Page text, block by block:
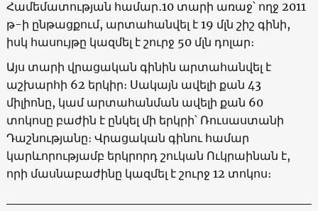
Համեմատության համար․10 տարի առաջ՝ ողջ 2011
թ-ի ընթացքում, արտահանվել է 19 մլն շիշ գինի,
իսկ հասույթը կազմել է շուրջ 50 մլն դոլար։
Այս տարի վրացական գինին արտահանվել է
աշխարհի 62 երկիր։ Սակայն ավելի քան 43
միլիոնը, կամ արտահանման ավելի քան 60
տոկոսը բաժին է ընկել մի երկրի՝ Ռուսաստանի
Դաշնությանը։ Վրացական գինու համար
կարևորությամբ երկրորդ շուկան Ուկրաինան է,
որի մասնաբաժինը կազմել է շուրջ 12 տոկոս։